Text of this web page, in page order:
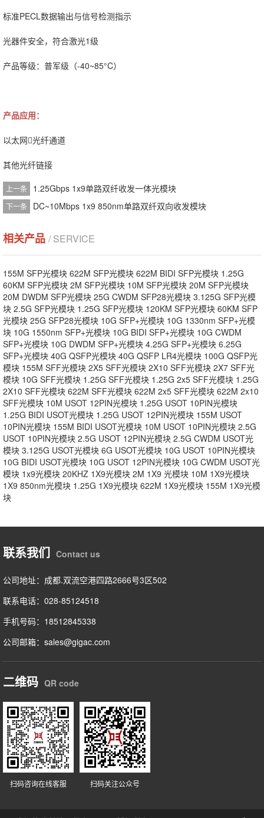
标准PECL数据输出与信号检测指示
光器件安全，符合激光1级
产品等级：普军级（-40~85°C）
产品应用：
以太网光纤通道
其他光纤链接
上一条 1.25Gbps 1x9单路双纤收发一体光模块
下一条 DC~10Mbps 1x9 850nm单路双纤双向收发模块
相关产品 / SERVICE
155M SFP光模块 622M SFP光模块 622M BIDI SFP光模块 1.25G
60KM SFP光模块 2M SFP光模块 10M SFP光模块 20M SFP光模块
20M DWDM SFP光模块 25G CWDM SFP28光模块 3.125G SFP光模
块 2.5G SFP光模块 1.25G SFP光模块 120KM SFP光模块 60KM SFP
光模块 25G SFP28光模块 10G SFP+光模块 10G 1330nm SFP+光模
块 10G 1550nm SFP+光模块 10G BIDI SFP+光模块 10G CWDM
SFP+光模块 10G DWDM SFP+光模块 4.25G SFP+光模块 6.25G
SFP+光模块 40G QSFP光模块 40G QSFP LR4光模块 100G QSFP光
模块 155M SFF光模块 2X5 SFF光模块 2X10 SFF光模块 2X7 SFF光
模块 10G SFF光模块 1.25G SFF光模块 1.25G 2x5 SFF光模块 1.25G
2X10 SFF光模块 622M SFF光模块 622M 2x5 SFF光模块 622M 2x10
SFF光模块 10M USOT 12PIN光模块 1.25G USOT 10PIN光模块
1.25G BIDI USOT光模块 1.25G USOT 12PIN光模块 155M USOT
10PIN光模块 155M BIDI USOT光模块 10M USOT 10PIN光模块 2.5G
USOT 10PIN光模块 2.5G USOT 12PIN光模块 2.5G CWDM USOT光
模块 3.125G USOT光模块 6G USOT光模块 10G USOT 10PIN光模块
10G BIDI USOT光模块 10G USOT 12PIN光模块 10G CWDM USOT光
模块 1x9光模块 20KHZ 1X9光模块 2M 1X9 光模块 10M 1X9光模块
1X9 850nm光模块 1.25G 1X9光模块 622M 1X9光模块 155M 1X9光模
块
联系我们 Contact us
公司地址：成都.双流空港四路2666号3区502
联系电话：028-85124518
手机号码：18512845338
公司邮箱：sales@gigac.com
二维码 QR code
扫码咨询在线客服 扫码关注公众号